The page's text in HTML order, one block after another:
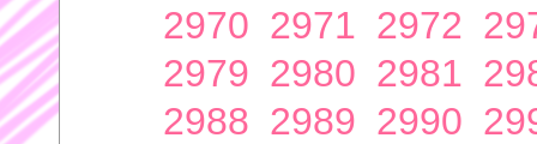
2970 2971 2972
2979 2980 2981
2988 2989 2990